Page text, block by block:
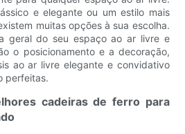
e elegante ou um estilo mais
muitas opções à sua escolha.
geral do seu espaço ao ar livre e
o posicionamento e a decoração,
ao ar livre elegante e convidativo
perfeitas.
cadeiras de ferro para